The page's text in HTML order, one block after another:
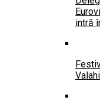
intră